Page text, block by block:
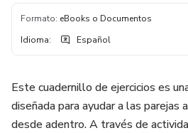
Formato: eBooks o Documentos
Idioma: Español
Este cuadernillo de ejercicios es
diseñada para ayudar a las parejas
desde adentro. A través de